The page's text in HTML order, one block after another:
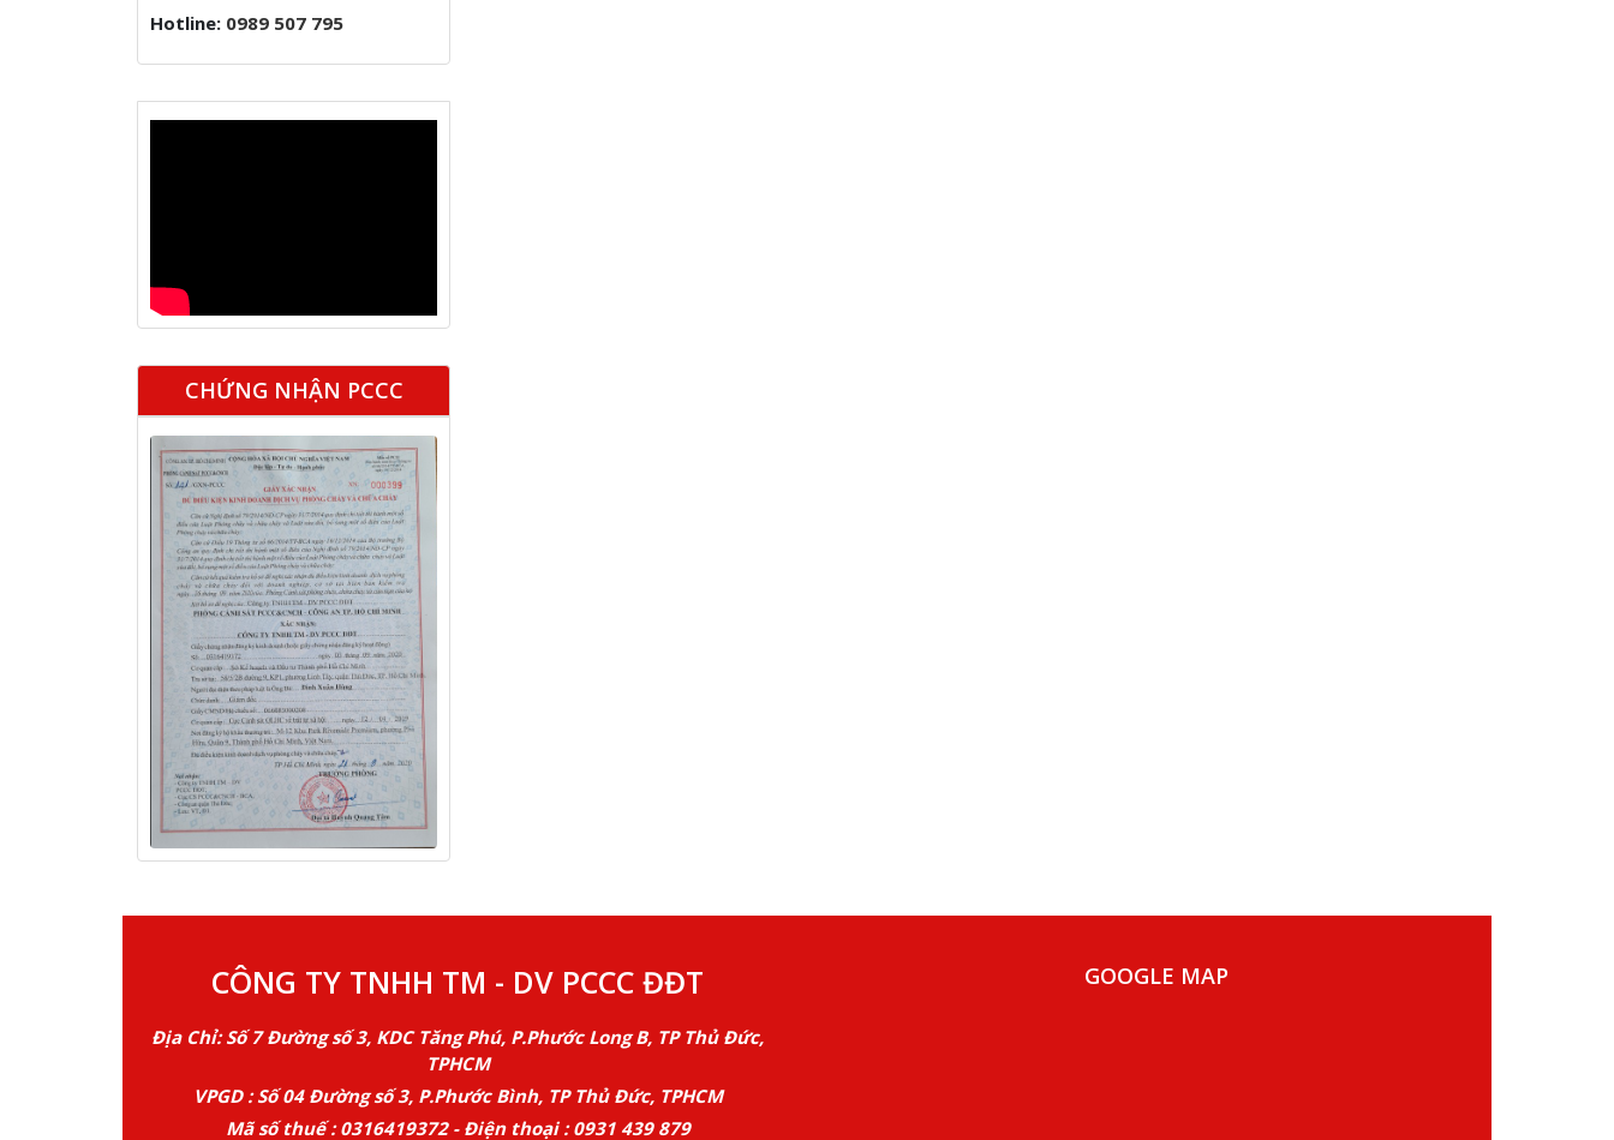
Hotline: 0989 507 795
CHỨNG NHẬN PCCC
CÔNG TY TNHH TM - DV PCCC ĐĐT
Địa Chỉ: Số 7 Đường số 3, KDC Tăng Phú, P.Phước Long B, TP Thủ Đức,
TPHCM
VPGD : Số 04 Đường số 3, P.Phước Bình, TP Thủ Đức, TPHCM
Mã số thuế : 0316419372 - Điện thoại : 0931 439 879
GOOGLE MAP